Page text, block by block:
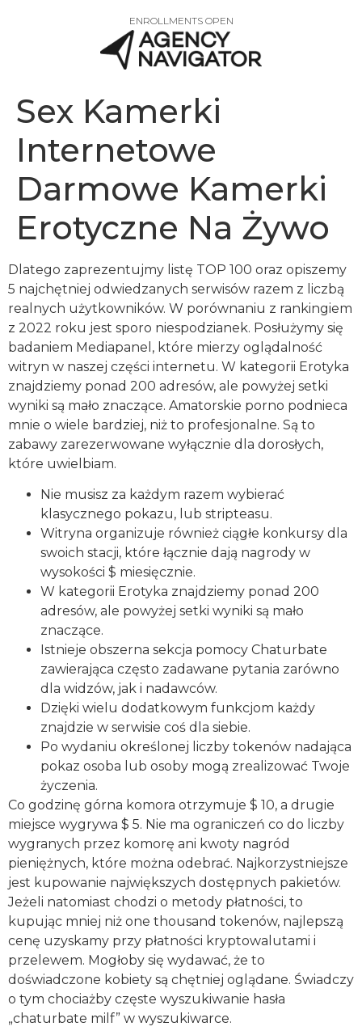
ENROLLMENTS OPEN
Sex Kamerki
Internetowe
Darmowe Kamerki
Erotyczne Na Żywo
Dlatego zaprezentujmy listę TOP 100 oraz opiszemy
5 najchętniej odwiedzanych serwisów razem z liczbą
realnych użytkowników. W porównaniu z rankingiem
z 2022 roku jest sporo niespodzianek. Posłużymy się
badaniem Mediapanel, które mierzy oglądalność
witryn w naszej części internetu. W kategorii Erotyka
znajdziemy ponad 200 adresów, ale powyżej setki
wyniki są mało znaczące. Amatorskie porno podnieca
mnie o wiele bardziej, niż to profesjonalne. Są to
zabawy zarezerwowane wyłącznie dla dorosłych,
które uwielbiam.
Nie musisz za każdym razem wybierać
klasycznego pokazu, lub stripteasu.
Witryna organizuje również ciągłe konkursy dla
swoich stacji, które łącznie dają nagrody w
wysokości $ miesięcznie.
W kategorii Erotyka znajdziemy ponad 200
adresów, ale powyżej setki wyniki są mało
znaczące.
Istnieje obszerna sekcja pomocy Chaturbate
zawierająca często zadawane pytania zarówno
dla widzów, jak i nadawców.
Dzięki wielu dodatkowym funkcjom każdy
znajdzie w serwisie coś dla siebie.
Po wydaniu określonej liczby tokenów nadająca
pokaz osoba lub osoby mogą zrealizować Twoje
życzenia.
Co godzinę górna komora otrzymuje $ 10, a drugie
miejsce wygrywa $ 5. Nie ma ograniczeń co do liczby
wygranych przez komorę ani kwoty nagród
pieniężnych, które można odebrać. Najkorzystniejsze
jest kupowanie największych dostępnych pakietów.
Jeżeli natomiast chodzi o metody płatności, to
kupując mniej niż one thousand tokenów, najlepszą
cenę uzyskamy przy płatności kryptowalutami i
przelewem. Mogłoby się wydawać, że to
doświadczone kobiety są chętniej oglądane. Świadczy
o tym chociażby częste wyszukiwanie hasła
„chaturbate milf” w wyszukiwarce.